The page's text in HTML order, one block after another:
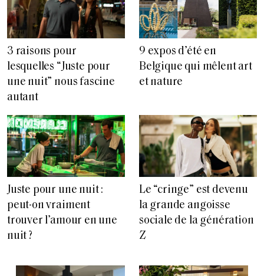
3 raisons pour
lesquelles “Juste pour
une nuit” nous fascine
autant
9 expos d’été en
Belgique qui mêlent art
et nature
Juste pour une nuit :
peut-on vraiment
trouver l’amour en une
nuit ?
Le “cringe” est devenu
la grande angoisse
sociale de la génération
Z